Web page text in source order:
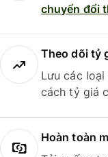
chuyển đổi
Theo dõi tỷ
Lưu các
cách tỷ giá
Hoàn toàn